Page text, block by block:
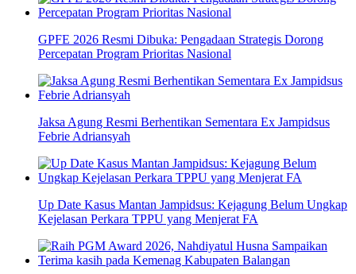
GPFE 2026 Resmi Dibuka: Pengadaan Strategis Dorong
Percepatan Program Prioritas Nasional
Jaksa Agung Resmi Berhentikan Sementara Ex Jampidsus
Febrie Adriansyah
Up Date Kasus Mantan Jampidsus: Kejagung Belum Ungkap
Kejelasan Perkara TPPU yang Menjerat FA